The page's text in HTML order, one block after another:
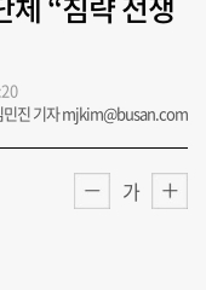
민진 기자 mjkim@busan.com
가